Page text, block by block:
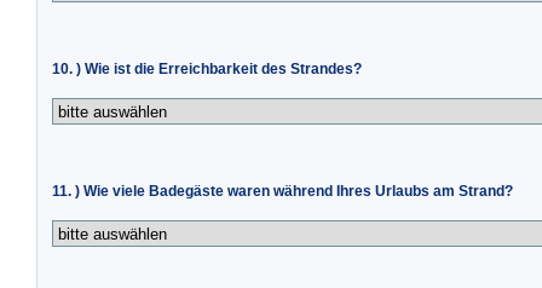
10. ) Wie ist die Erreichbarkeit des Strandes?
11. ) Wie viele Badegäste waren während Ihres Urlaubs am Strand?